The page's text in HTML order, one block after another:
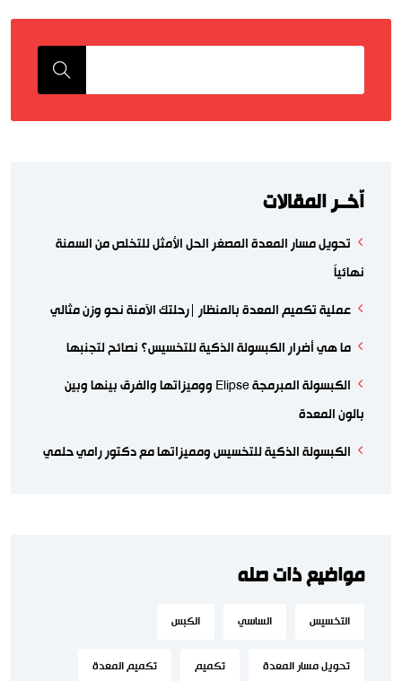
اّخــر المقالات
تحويل مسار المعدة المصغر الحل الأمثل للتخلص من السمنة
نهائياً
عملية تكميم المعدة بالمنظار |رحلتك الآمنة نحو وزن مثالي
ما هي أضرار الكبسولة الذكية للتخسيس؟ نصائح لتجنبها
الكبسولة المبرمجة Elipse ووميزاتها والفرق بينها وبين
بالون المعدة
الكبسولة الذكية للتخسيس ومميزاتها مع دكتور رامي حلمي
مواضيع ذات صله
التخسيس الساسي الكبس
تحويل مسار المعدة تكميم تكميم المعدة